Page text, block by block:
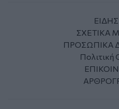
ΣΧΕΤΙΚΑ
ΠΡΟΣΩΠΙΚΑ
Πολιτική